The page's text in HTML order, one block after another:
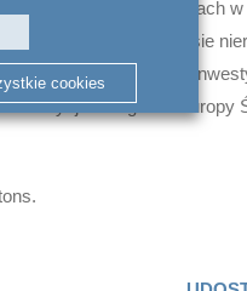
inwestycjach w
specjaliści w zakresie
doświadczeniem
w regionie Europy
cookies